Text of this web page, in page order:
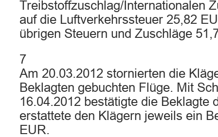
Treibstoffzuschlag/Internationalen
auf die Luftverkehrssteuer 25,82
übrigen Steuern und Zuschläge
7
Am 20.03.2012 stornierten die
Beklagten gebuchten Flüge. Mit
16.04.2012 bestätigte die Beklagte
erstattete den Klägern jeweils ein
EUR.